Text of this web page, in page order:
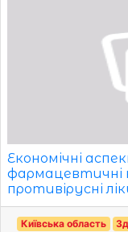
Економічні
фармацевтичні
противірусні
Київська область